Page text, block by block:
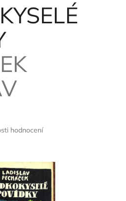
hodnocení